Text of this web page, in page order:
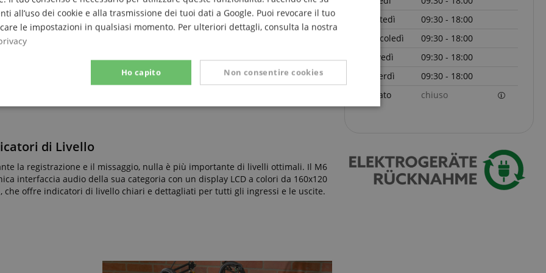
che garantiscono
sample a 96 kHz).
di Livello
la registrazione e il missaggio, nulla è più importante di livelli ottimali. Il M6
interfaccia audio della sua categoria con un display LCD a colori da 160x120
che offre indicatori di livello chiari e dettagliati per tutti gli ingressi e le uscite.
Martedì
09:30 - 18:00
Mercoledì
09:30 - 18:00
Giovedì
09:30 - 18:00
Venerdì
09:30 - 18:00
Sabato
chiuso
FRENCH
ITALIAN
all’uso dei cookie e alla trasmissione dei tuoi dati a Google. Puoi revocare il tuo
le impostazioni in qualsiasi momento. Per ulteriori dettagli, consulta la nostra
Ho capito Non consentire cookies
Prestazione Targeting Funzionalità Non classificati